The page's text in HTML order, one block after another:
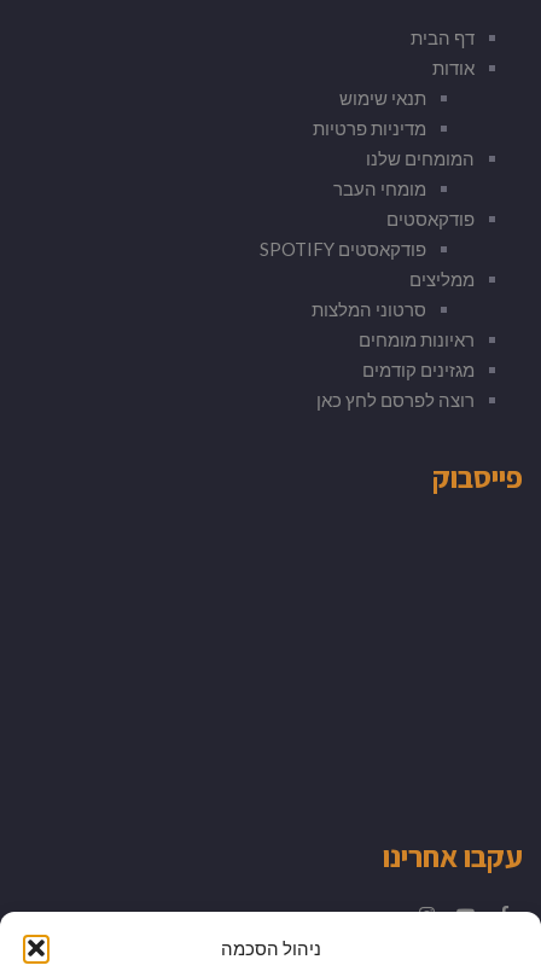
ניהול הסכמה
דף הבית
אודות
תנאי שימוש
מדיניות פרטיות
המומחים שלנו
מומחי העבר
פודקאסטים
פודקאסטים SPOTIFY
ממליצים
סרטוני המלצות
ראיונות מומחים
מגזינים קודמים
רוצה לפרסם לחץ כאן
פייסבוק
עקבו אחרינו